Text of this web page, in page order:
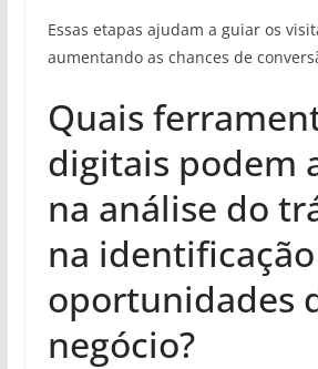
Essas etapas ajudam a guiar os
aumentando as chances de
Quais
digitais podem
na análise do
na
oportunidades
negócio?